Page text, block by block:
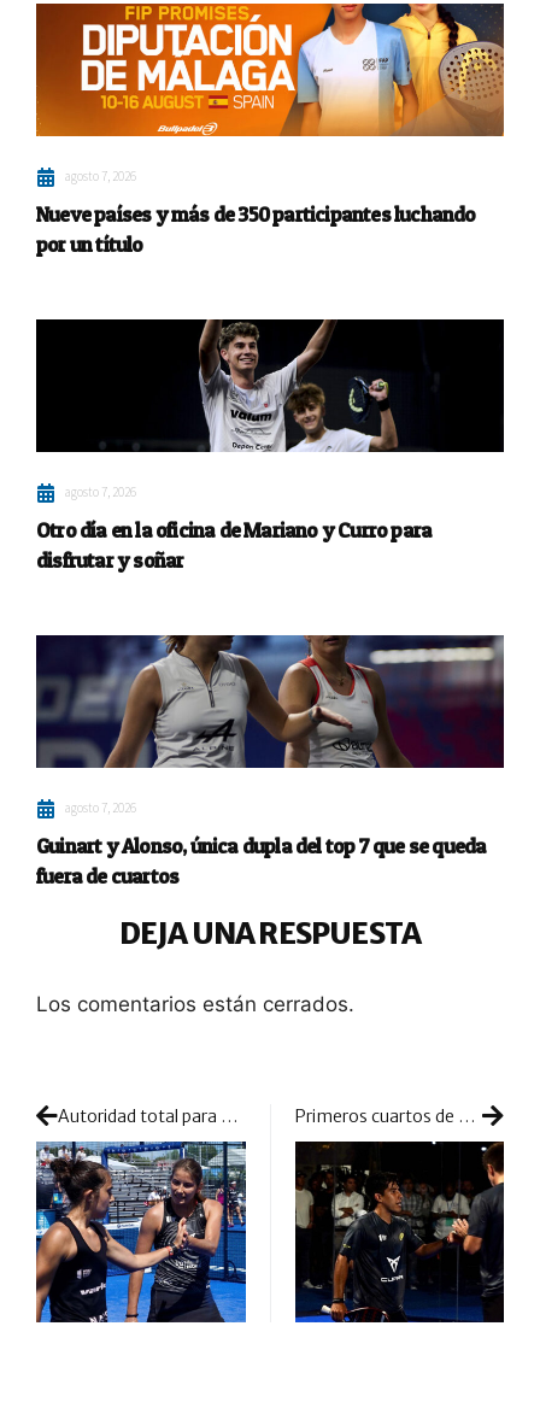
agosto 7, 2026
Nueve países y más de 350 participantes luchando
por un título
agosto 7, 2026
Otro día en la oficina de Mariano y Curro para
disfrutar y soñar
agosto 7, 2026
Guinart y Alonso, única dupla del top 7 que se queda
fuera de cuartos
DEJA UNA RESPUESTA
Los comentarios están cerrados.
Autoridad total para debutar con victoria y puño de hierro en los octavos de Miami Primeros cuartos de final del año con duelos entre grandes campeones